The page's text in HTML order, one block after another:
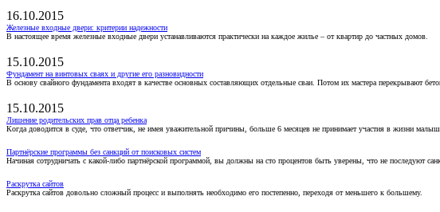
16.10.2015
Железные входные двери: критерии надежности
В настоящее время железные входные двери устанавливаются практически на каждое жилье – от квартир до частных домов.
15.10.2015
Фундамент на винтовых сваях и другие его разновидности
В основу свайного фундамента входят в качестве основных составляющих отдельные сваи. Потом их мастера перекрывают
15.10.2015
Лишение родительских прав отца ребенка
Когда доводится в суде, что ответчик, не имея уважительной причины, больше 6 месяцев не принимает участия в жизни
Партнёрские программы без санкций от поисковых систем
Начиная сотрудничать с какой-либо партнёрской программой, вы должны на сто процентов быть уверены, что не последуют
Раскрутка сайтов
Раскрутка сайтов довольно сложный процесс и выполнять необходимо его постепенно, переходя от меньшего к большему.